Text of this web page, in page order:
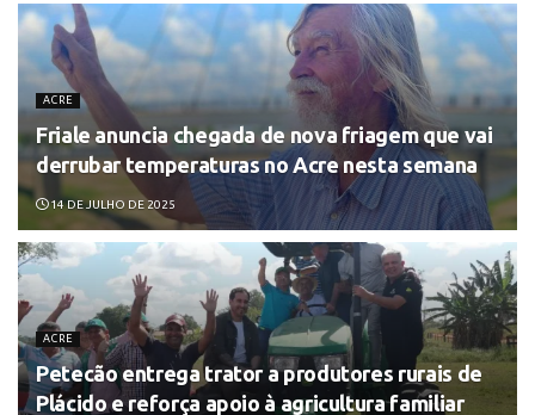
ACRE
Friale anuncia chegada de nova friagem que vai
derrubar temperaturas no Acre nesta semana
14 DE JULHO DE 2025
ACRE
Petecão entrega trator a produtores rurais de
Plácido e reforça apoio à agricultura familiar